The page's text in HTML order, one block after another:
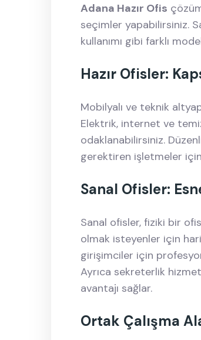
Adana Hazır Ofis
seçimler yapabilirsiniz.
kullanımı gibi farklı
Hazır Ofisler:
Mobilyalı ve teknik
Elektrik, internet ve
odaklanabilirsiniz.
gerektiren işletmeler
Sanal Ofisler:
Sanal ofisler, fiziki bir
olmak isteyenler için
girişimciler için
Ayrıca sekreterlik
avantajı sağlar.
Ortak Çalışma